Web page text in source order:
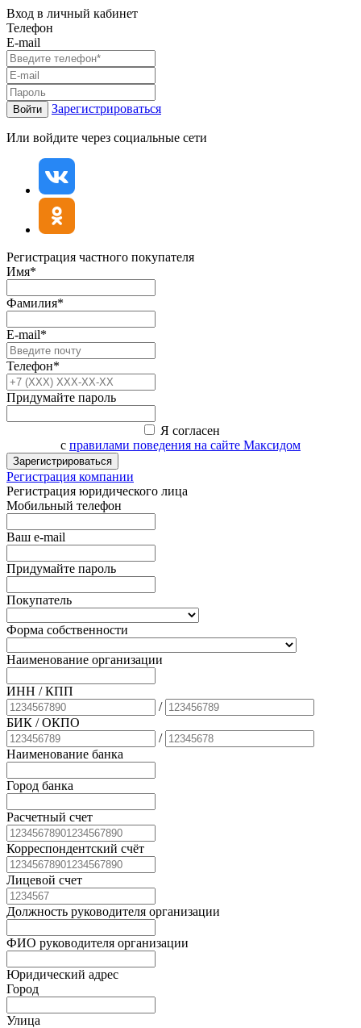
Вход в личный кабинет
Телефон
E-mail
Войти Зарегистрироваться
Или войдите через социальные сети
Регистрация частного покупателя
Имя*
Фамилия*
E-mail*
Телефон*
Придумайте пароль
Я согласен
с правилами поведения на сайте Максидом
Зарегистрироваться
Регистрация компании
Регистрация юридического лица
Мобильный телефон
Ваш e-mail
Придумайте пароль
Покупатель
Форма собственности
Наименование организации
ИНН / КПП
/
БИК / ОКПО
/
Наименование банка
Город банка
Расчетный счет
Корреспондентский счёт
Лицевой счет
Должность руководителя организации
ФИО руководителя организации
Юридический адрес
Город
Улица